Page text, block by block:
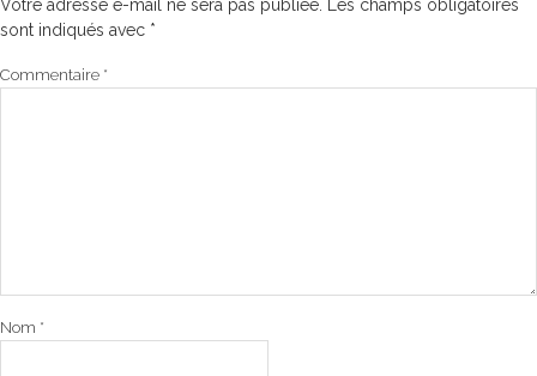
Votre adresse e-mail ne sera pas publiée.
Les champs obligatoires
sont indiqués avec *
Commentaire *
Nom *